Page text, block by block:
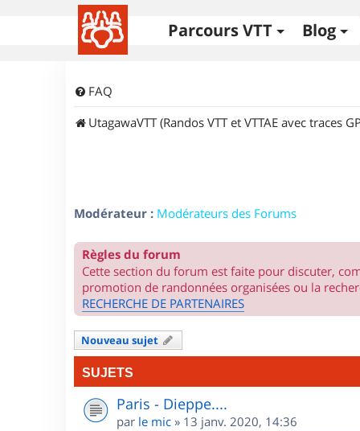
Parcours VTT Blog
FAQ
UtagawaVTT (Randos VTT et VTTAE avec traces
Modérateur : Modérateurs des Forums
Règles du forum
Cette section du forum est faite pour discuter,
promotion de randonnées organisées ou la
RECHERCHE DE PARTENAIRES
Nouveau sujet
SUJETS
Paris - Dieppe....
par le mic » 13 janv. 2020, 14:36